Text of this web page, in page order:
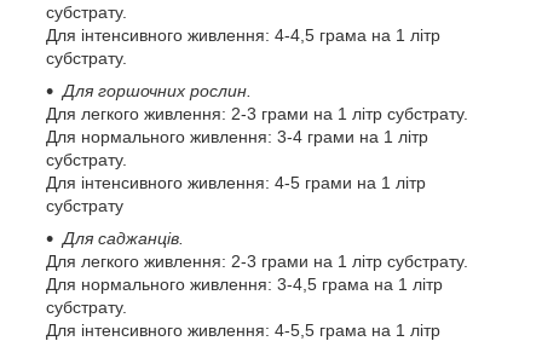
субстрату.
Для інтенсивного живлення: 4-4,5 грама на 1 літр
субстрату.
Для горшочних рослин.
Для легкого живлення: 2-3 грами на 1 літр субстрату.
Для нормального живлення: 3-4 грами на 1 літр
субстрату.
Для інтенсивного живлення: 4-5 грами на 1 літр
субстрату
Для саджанців.
Для легкого живлення: 2-3 грами на 1 літр субстрату.
Для нормального живлення: 3-4,5 грама на 1 літр
субстрату.
Для інтенсивного живлення: 4-5,5 грама на 1 літр